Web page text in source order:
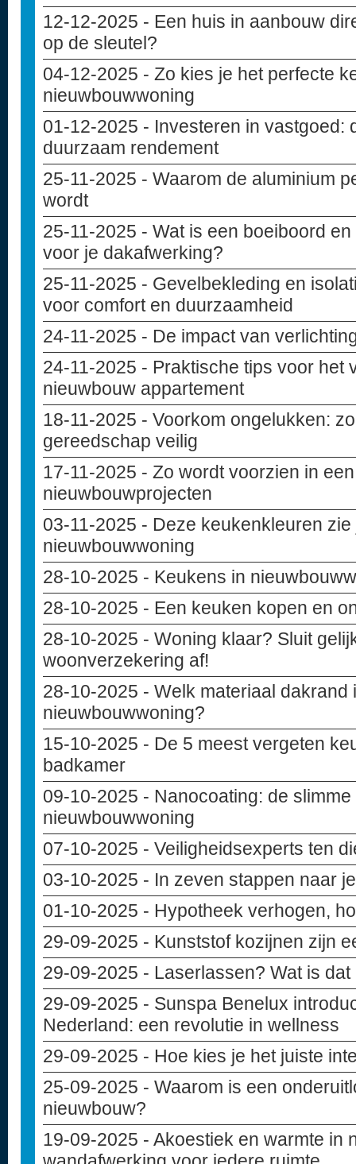
12-12-2025 - Een huis in aanbouw
op de sleutel?
04-12-2025 - Zo kies je het perfecte
nieuwbouwwoning
01-12-2025 - Investeren in vastgoed:
duurzaam rendement
25-11-2025 - Waarom de aluminium
wordt
25-11-2025 - Wat is een boeiboord
voor je dakafwerking?
25-11-2025 - Gevelbekleding en
voor comfort en duurzaamheid
24-11-2025 - De impact van
24-11-2025 - Praktische tips voor het
nieuwbouw appartement
18-11-2025 - Voorkom ongelukken:
gereedschap veilig
17-11-2025 - Zo wordt voorzien in
nieuwbouwprojecten
03-11-2025 - Deze keukenkleuren
nieuwbouwwoning
28-10-2025 - Keukens in
28-10-2025 - Een keuken kopen en
28-10-2025 - Woning klaar? Sluit
woonverzekering af!
28-10-2025 - Welk materiaal dakrand
nieuwbouwwoning?
15-10-2025 - De 5 meest vergeten
badkamer
09-10-2025 - Nanocoating: de
nieuwbouwwoning
07-10-2025 - Veiligheidsexperts ten
03-10-2025 - In zeven stappen naar
01-10-2025 - Hypotheek verhogen,
29-09-2025 - Kunststof kozijnen zijn
29-09-2025 - Laserlassen? Wat is
29-09-2025 - Sunspa Benelux
Nederland: een revolutie in wellness
29-09-2025 - Hoe kies je het juiste
25-09-2025 - Waarom is een
nieuwbouw?
19-09-2025 - Akoestiek en warmte in